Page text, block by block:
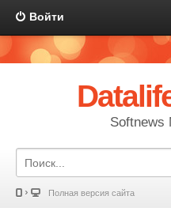
Войти
Softnews
Полная версия сайта